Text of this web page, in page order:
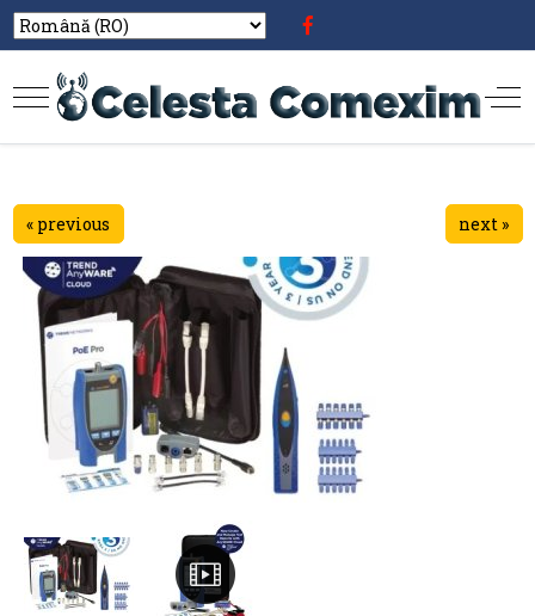
« previous next »